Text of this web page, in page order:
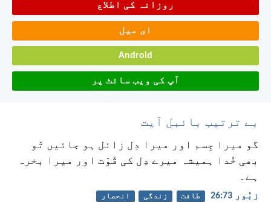
روزانہ کی اطلاع
ای میل
Android
آپ کی ویب سائٹ پر
بے ترتیب بائبل آیت
گو میرا جِسم اور میرا دِل زائل ہو جائیں تَو
بھی خُدا ہمیشہ میرے دِل کی قُوّت اور میرا بخرہ
ہے۔
زبُور 73:‏26 طاقت زندگی انحصار